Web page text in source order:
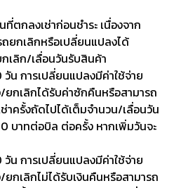
ตกลงเช่าก่อนชำระ เนื่องจาก
ยกเลิกหรือเปลี่ยนแปลงได้
เลิก/เลื่อนวันรับสินค้า
น การเปลี่ยนแปลงมีค่าใช้จ่าย
กเลิกได้รับค่าซักคืนหรือสามารถ
ช่าครั้งถัดไปได้เต็มจำนวน/เลื่อนวัน
บาทต่อบิล ต่อครั้ง หากเพิ่มวันจะ
น การเปลี่ยนแปลงมีค่าใช้จ่าย
กเลิกไม่ได้รับเงินคืนหรือสามารถ